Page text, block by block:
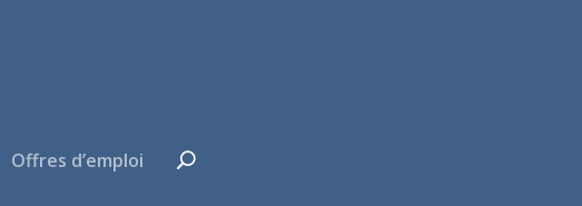
Offres d’emploi